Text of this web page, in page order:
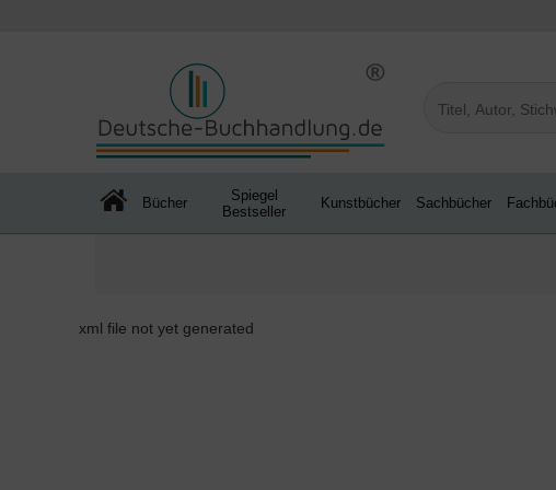
Bücher
Spiegel
Bestseller
Kunstbücher Sachbücher
xml file not yet generated